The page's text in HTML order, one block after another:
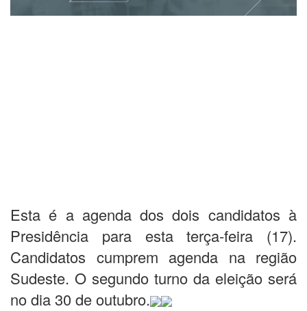
Esta é a agenda dos dois candidatos à
Presidência para esta terça-feira (17).
Candidatos cumprem agenda na região
Sudeste. O segundo turno da eleição será
no dia 30 de outubro.